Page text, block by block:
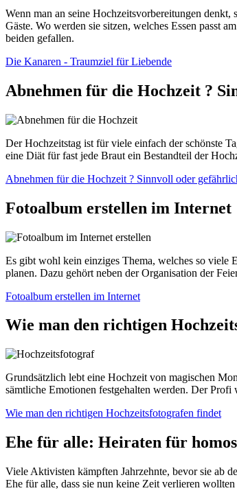
Wenn man an seine Hochzeitsvorbereitungen
Gäste. Wo werden sie sitzen, welches Essen passt
beiden gefallen.
Die Kanaren - Traumziel für Liebende
Abnehmen für die Hochzeit ?
Der Hochzeitstag ist für viele einfach der schönste
eine Diät für fast jede Braut ein Bestandteil der
Abnehmen für die Hochzeit ? Sinnvoll oder
Fotoalbum erstellen im Internet
Es gibt wohl kein einziges Thema, welches so viele
planen. Dazu gehört neben der Organisation der
Fotoalbum erstellen im Internet
Wie man den richtigen
Grundsätzlich lebt eine Hochzeit von magischen
sämtliche Emotionen festgehalten werden. Der
Wie man den richtigen Hochzeitsfotografen findet
Ehe für alle: Heiraten für
Viele Aktivisten kämpften Jahrzehnte, bevor sie ab
Ehe für alle, dass sie nun keine Zeit verlieren wollten